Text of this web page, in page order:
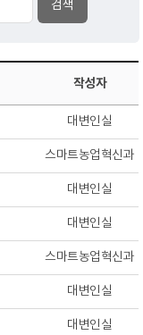
작성자
대변인실
스마트농업혁신과
대변인실
대변인실
스마트농업혁신과
대변인실
대변인실